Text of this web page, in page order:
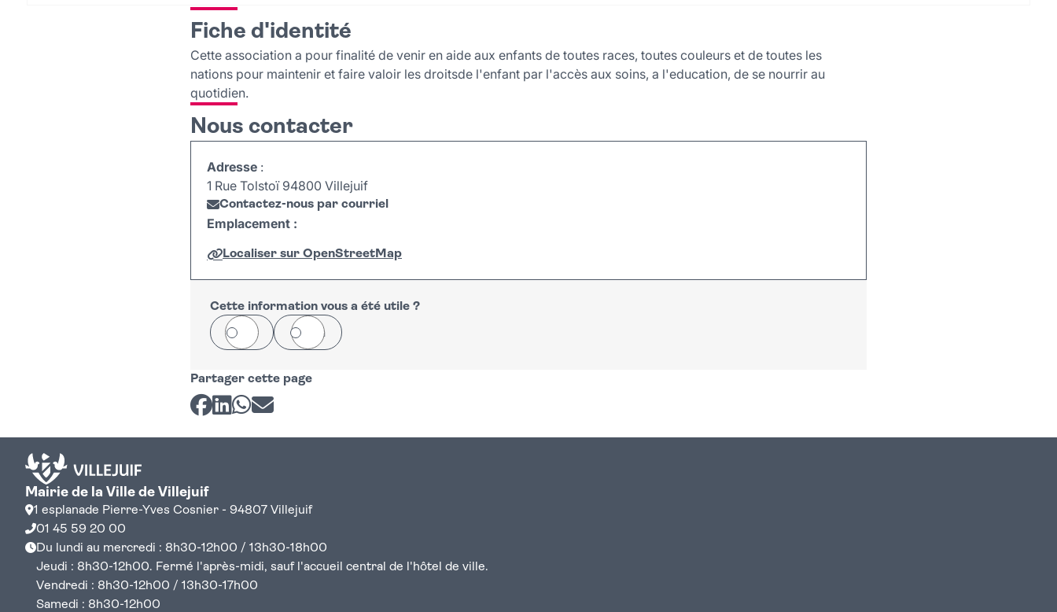
Fiche d'identité
Cette association a pour finalité de venir en aide aux enfants de toutes races, toutes couleurs et de toutes les
nations pour maintenir et faire valoir les droitsde l'enfant par l'accès aux soins, a l'education, de se nourrir au
quotidien.
Nous contacter
Adresse :
1 Rue Tolstoï 94800 Villejuif
Contactez-nous par courriel
Emplacement :
Localiser sur OpenStreetMap
+
−
Cette information vous a été utile ?
Oui Non
Partager cette page
Partager sur Facebook
Partager sur LinkedIn
Partager sur Whatsapp
Partager par courriel
Mairie de la Ville de Villejuif
1 esplanade Pierre-Yves Cosnier - 94807 Villejuif
01 45 59 20 00
Du lundi au mercredi : 8h30-12h00 / 13h30-18h00
Jeudi : 8h30-12h00. Fermé l'après-midi, sauf l'accueil central de l'hôtel de ville.
Vendredi : 8h30-12h00 / 13h30-17h00
Samedi : 8h30-12h00